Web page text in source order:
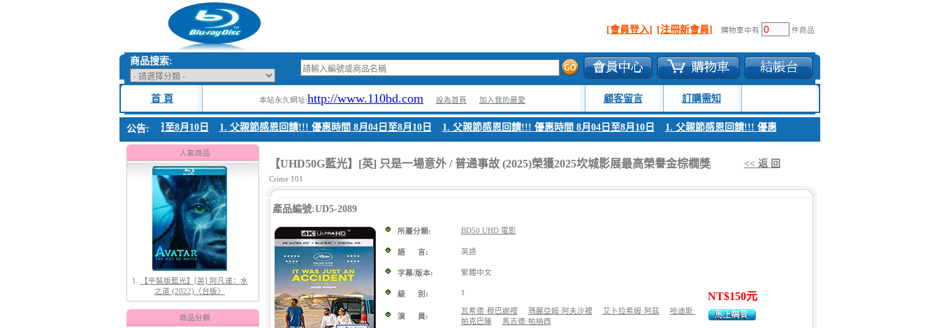
[會員登入] [注冊新會員] 購物車中有 件商品
商品搜索:
首 頁 本站永久網址:http://www.110bd.com 設為首頁 加入我的最愛 顧客留言 訂購需知
公告:
父親節感恩回饋!!! 優惠時間 8月04日至8月10日 1. 父親節感恩回饋!!! 優惠時間 8月04日至8月10日 1. 父親節感恩回饋!!! 優惠時間 8月04日至8月10日 1. 父親節感恩回饋!!! 優惠時間 8月04日至8月10日
人氣商品
1.【平裝版藍光】[英] 阿凡達：水
之道 (2022)〈台版〉
2. 【平裝版藍光】[英] 阿凡達3：火
與燼 (2025)(Atmos 版)〈台版〉
商品分類
【UHD50G藍光】[英] 只是一場意外 / 普通事故 (2025)榮獲2025坎城影展最高榮譽金棕櫚獎 << 返 回
Crime 101
產品編號:UD5-2089
所屬分類: BD50 UHD 電影
語 言: 英語
字幕/版本: 繁體中文
級 別: 1
演 員:
瓦希德·穆巴謝裡 瑪麗亞姆·阿夫沙裡 艾卜拉希姆·阿茲
哈迪斯·
帕克巴滕
馬吉德·帕納西
NT$150元